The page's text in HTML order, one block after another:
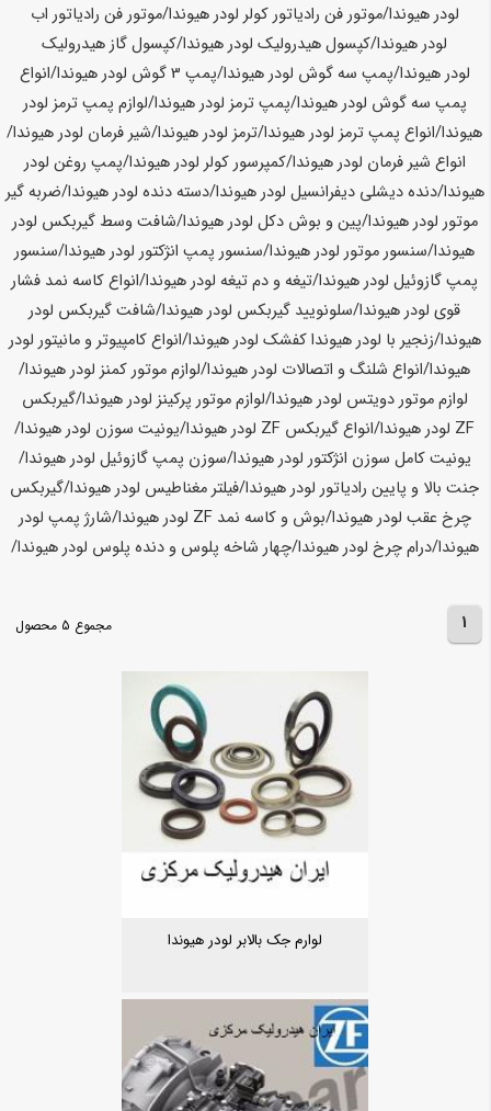
لودر هیوندا/موتور فن رادیاتور کولر لودر هیوندا/موتور فن رادیاتور اب
لودر هیوندا/کپسول هیدرولیک لودر هیوندا/کپسول گاز هیدرولیک
لودر هیوندا/پمپ سه گوش لودر هیوندا/پمپ 3 گوش
لودر هیوندا/انواع
پمپ سه گوش لودر هیوندا/پمپ ترمز لودر هیوندا/لوازم پمپ ترمز لودر
هیوندا/انواع پمپ ترمز لودر هیوندا/ترمز لودر هیوندا/شیر فرمان لودر هیوندا/
انواع شیر فرمان لودر هیوندا/کمپرسور کولر لودر هیوندا/پمپ روغن لودر
هیوندا/دنده دیشلی دیفرانسیل لودر هیوندا/دسته دنده لودر هیوندا/ضربه گیر
موتور لودر هیوندا/پین و بوش دکل لودر هیوندا/شافت وسط گیربکس لودر
هیوندا/سنسور موتور لودر هیوندا/سنسور پمپ انژکتور لودر هیوندا/سنسور
پمپ گازوئیل لودر هیوندا/تیغه و دم تیغه لودر هیوندا/انواع کاسه نمد فشار
قوی لودر هیوندا/سلونویید گیربکس لودر هیوندا/شافت گیربکس لودر
هیوندا/زنجیر با لودر هیونداکفشک لودر هیوندا/انواع کامپیوتر و مانیتور لودر
هیوندا/انواع شلنگ و اتصالات لودر هیوندا/لوازم موتور کمنز لودر هیوندا/
لوازم موتور دویتس لودر هیوندا/لوازم موتور پرکینز لودر هیوندا/گیربکس
ZF لودر هیوندا/انواع گیربکس ZF لودر هیوندا/یونیت سوزن لودر هیوندا/
یونیت کامل سوزن انژکتور لودر هیوندا/سوزن پمپ گازوئیل لودر هیوندا/
جنت بالا و پایین رادیاتور لودر هیوندا/فیلتر مغناطیس لودر هیوندا/گیربکس
چرخ عقب لودر هیوندا/بوش و کاسه نمد ZF لودر هیوندا/شارژ پمپ لودر
هیوندا/درام چرخ لودر هیوندا/چهار شاخه پلوس و دنده پلوس لودر هیوندا/
1 مجموع 5 محصول
لوارم جک بالابر لودر هیوندا